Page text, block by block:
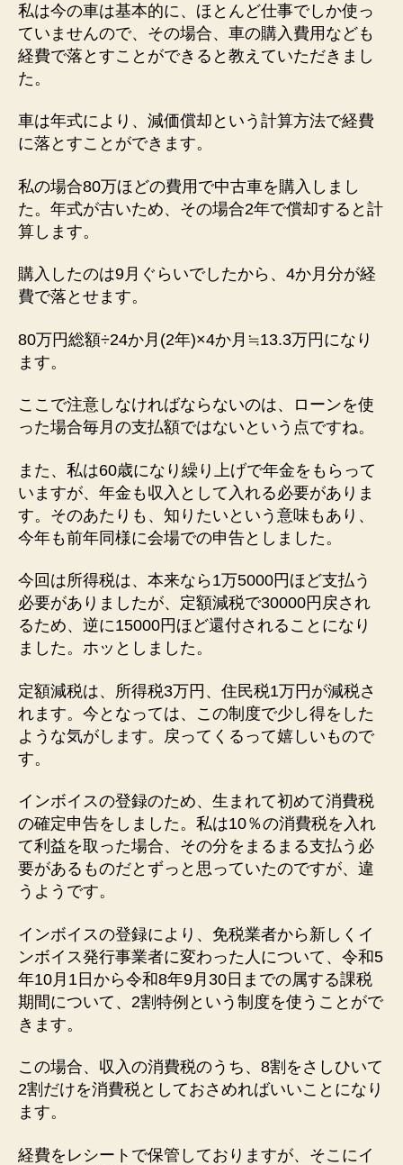
私は今の車は基本的に、ほとんど仕事でしか使っ
ていませんので、その場合、車の購入費用なども
経費で落とすことができると教えていただきまし
た。
車は年式により、減価償却という計算方法で経費
に落とすことができます。
私の場合80万ほどの費用で中古車を購入しまし
た。年式が古いため、その場合2年で償却すると計
算します。
購入したのは9月ぐらいでしたから、4か月分が経
費で落とせます。
80万円総額÷24か月(2年)×4か月≒13.3万円になり
ます。
ここで注意しなければならないのは、ローンを使
った場合毎月の支払額ではないという点ですね。
また、私は60歳になり繰り上げで年金をもらって
いますが、年金も収入として入れる必要がありま
す。そのあたりも、知りたいという意味もあり、
今年も前年同様に会場での申告としました。
今回は所得税は、本来なら1万5000円ほど支払う
必要がありましたが、定額減税で30000円戻され
るため、逆に15000円ほど還付されることになり
ました。ホッとしました。
定額減税は、所得税3万円、住民税1万円が減税さ
れます。今となっては、この制度で少し得をした
ような気がします。戻ってくるって嬉しいもので
す。
インボイスの登録のため、生まれて初めて消費税
の確定申告をしました。私は10％の消費税を入れ
て利益を取った場合、その分をまるまる支払う必
要があるものだとずっと思っていたのですが、違
うようです。
インボイスの登録により、免税業者から新しくイ
ンボイス発行事業者に変わった人について、令和5
年10月1日から令和8年9月30日までの属する課税
期間について、2割特例という制度を使うことがで
きます。
この場合、収入の消費税のうち、8割をさしひいて
2割だけを消費税としておさめればいいことになり
ます。
経費をレシートで保管しておりますが、そこにイ